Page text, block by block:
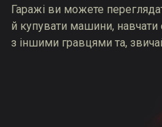
Гаражі ви можете
й купувати машини, навчати
з іншими гравцями та,